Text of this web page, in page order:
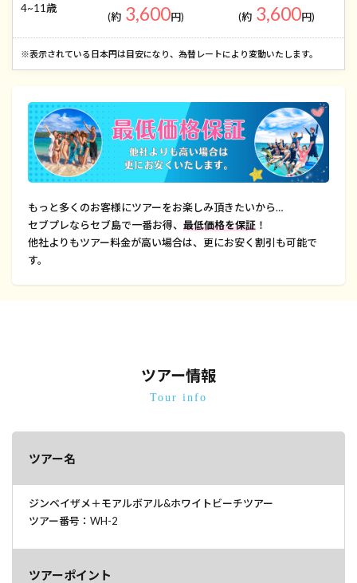
4~11歳
(約 3,600円) (約 3,600円)
​※表示されている日本円は目安になり、為替レートにより変動いたします。
もっと多くのお客様にツアーをお楽しみ頂きたいから…
セブプレならセブ島で一番お得、 最低価格を保証 ！
他社よりもツアー料金が高い場合は、更にお安く割引も可能で
す。
ツアー情報
Tour info
ツアー名
ジンベイザメ＋モアルボアル&ホワイトビーチツアー
ツアー番号：WH-2
ツアーポイント